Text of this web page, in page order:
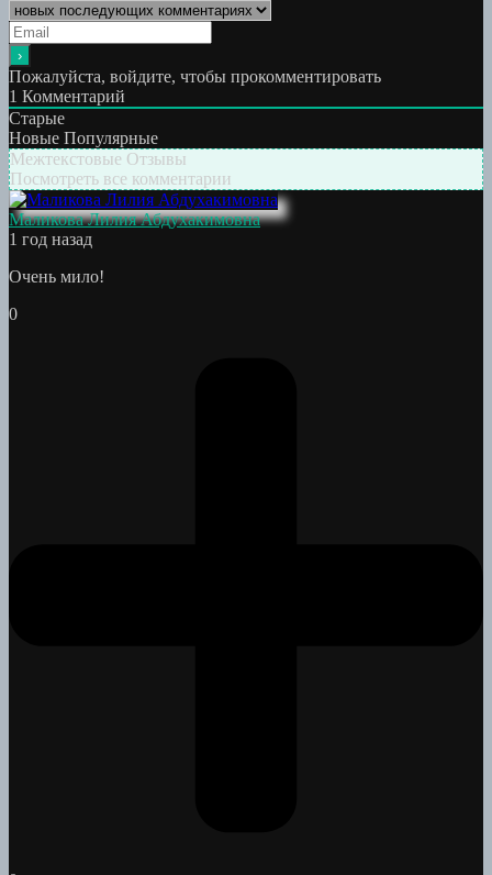
Пожалуйста, войдите, чтобы прокомментировать
1 Комментарий
Старые
Новые Популярные
Межтекстовые Отзывы
Посмотреть все комментарии
Маликова Лилия Абдухакимовна
1 год назад
Очень мило!
0